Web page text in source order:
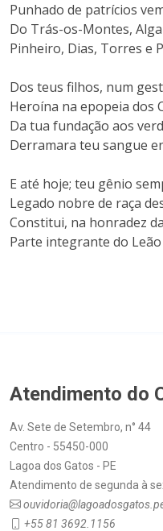
Punhado de patrícios
Do Trás-os-Montes,
Pinheiro, Dias, Torres e
Dos teus filhos, num
Heroína na epopeia dos
Da tua fundação aos
Derramara teu sangue
E até hoje; teu gênio
Legado nobre de raça
Constitui, na honradez
Parte integrante do
Atendimento do
Av. Sete de Setembro, n° 44
Centro - 55450-000
Lagoa dos Gatos - PE
Atendimento de segunda à
+55 81 3692.1156